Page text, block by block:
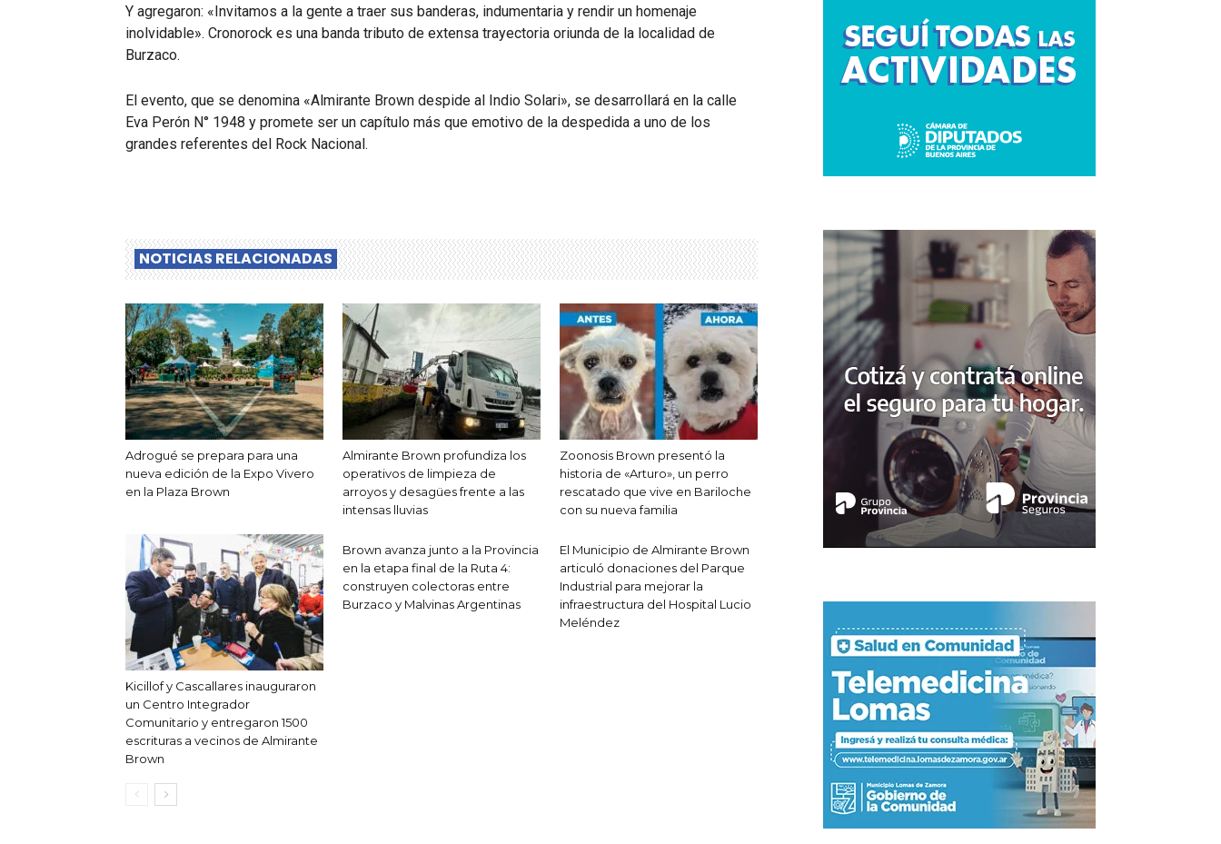
Y agregaron: «Invitamos a la gente a traer sus banderas, indumentaria y rendir un homenaje
inolvidable». Cronorock es una banda tributo de extensa trayectoria oriunda de la localidad de
Burzaco.
El evento, que se denomina «Almirante Brown despide al Indio Solari», se desarrollará en la calle
Eva Perón N° 1948 y promete ser un capítulo más que emotivo de la despedida a uno de los
grandes referentes del Rock Nacional.
NOTICIAS RELACIONADAS
Adrogué se prepara para una
nueva edición de la Expo Vivero
en la Plaza Brown
Almirante Brown profundiza los
operativos de limpieza de
arroyos y desagües frente a las
intensas lluvias
Zoonosis Brown presentó la
historia de «Arturo», un perro
rescatado que vive en Bariloche
con su nueva familia
Kicillof y Cascallares inauguraron
un Centro Integrador
Comunitario y entregaron 1500
escrituras a vecinos de Almirante
Brown
Brown avanza junto a la Provincia
en la etapa final de la Ruta 4:
construyen colectoras entre
Burzaco y Malvinas Argentinas
El Municipio de Almirante Brown
articuló donaciones del Parque
Industrial para mejorar la
infraestructura del Hospital Lucio
Meléndez